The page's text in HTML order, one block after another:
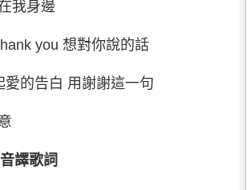
我身邊
you 想對你說的話
愛的告白 用謝謝這一句
譯歌詞